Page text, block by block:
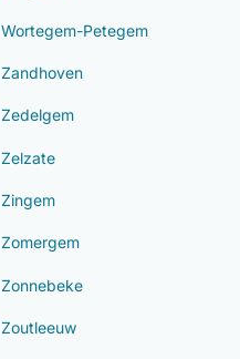
Wortegem-Petegem
Zandhoven
Zedelgem
Zelzate
Zingem
Zomergem
Zonnebeke
Zoutleeuw